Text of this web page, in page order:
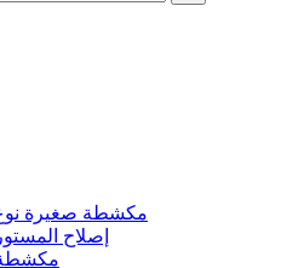
مكشطة صغيرة نوع
إصلاح
مكشطة